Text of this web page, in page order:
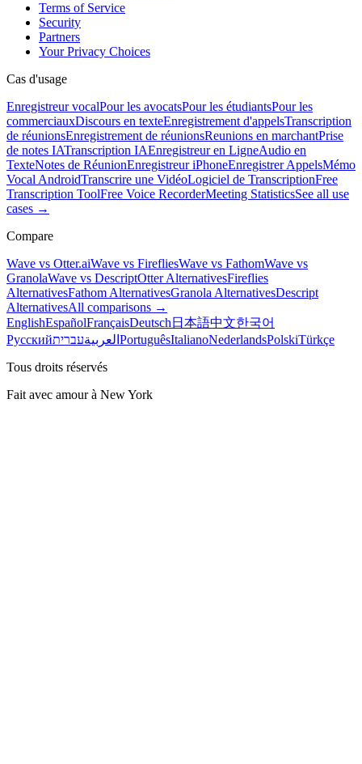
Terms of Service
Security
Partners
Your Privacy Choices
Cas d'usage
Enregistreur vocalPour les avocatsPour les étudiantsPour les
commerciauxDiscours en texteEnregistrement d'appelsTranscription
de réunionsEnregistrement de réunionsReunions en marchantPrise
de notes IATranscription IAEnregistreur en LigneAudio en
TexteNotes de RéunionEnregistreur iPhoneEnregistrer AppelsMémo
Vocal AndroidTranscrire une VidéoLogiciel de TranscriptionFree
Transcription ToolFree Voice RecorderMeeting StatisticsSee all use
cases →
Compare
Wave vs Otter.aiWave vs FirefliesWave vs FathomWave vs
GranolaWave vs DescriptOtter AlternativesFireflies
AlternativesFathom AlternativesGranola AlternativesDescript
AlternativesAll comparisons →
EnglishEspañolFrançaisDeutsch 日本語中文한국어
Русский
العربيةעברית PortuguêsItalianoNederlandsPolskiTürkçe
Tous droits réservés
Fait avec amour à New York